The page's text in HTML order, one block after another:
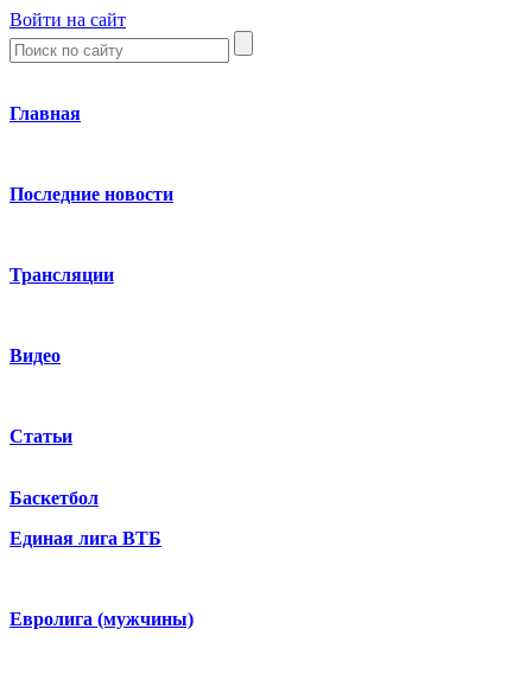
Войти на сайт
Главная
Последние новости
Трансляции
Видео
Статьи
Баскетбол
Единая лига ВТБ
Евролига (мужчины)